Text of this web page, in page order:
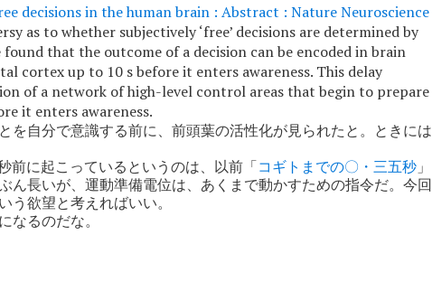
decisions in the human brain : Abstract : Nature Neuroscience
as to whether subjectively ‘free’ decisions are determined by
that the outcome of a decision can be encoded in brain
cortex up to 10 s before it enters awareness. This delay
of a network of high-level control areas that begin to prepare
it enters awareness.
を自分で意識する前に、前頭葉の活性化が見られたと。ときには
前に起こっているというのは、以前「コギトまでの〇・三五秒 」
ん長いが、運動準備電位は、あくまで動かすための指令だ。今回
う欲望と考えればいい。
なるのだな。